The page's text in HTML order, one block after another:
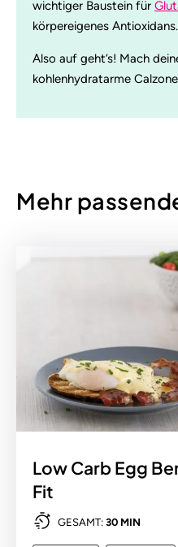
wichtiger Baustein für
körpereigenes Antioxidans.
Also auf geht’s! Mach
kohlenhydratarme
Mehr
Low Carb Egg
Fit
GESAMT: 30 MIN